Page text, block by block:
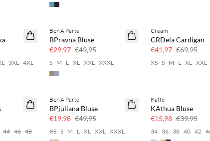
3XL 4XL
40 % Rabatt
Bon'A Parte
BPravna Bluse
€29,97 €49,95
S M L XL XXL XXXL
40 % Rabatt
Cream
CRDela Cardigan
€41,97 €69,95
XS S M L XL XXL
44 46 48
SAVE20
60 % Rabatt
Bon'A Parte
BPjuliana Bluse
€19,98 €49,95
XS S M L XL XXL XXXL
SAVE20
Kaffe
KAthua Bluse
€15,98 €39,95
34 36 38 40 42